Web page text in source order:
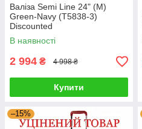
Валіза Semi Line 24" (M)
Green-Navy (T5838-3)
Discounted
В наявності
2 994 ₴ 4 998 ₴
Купити
–15%